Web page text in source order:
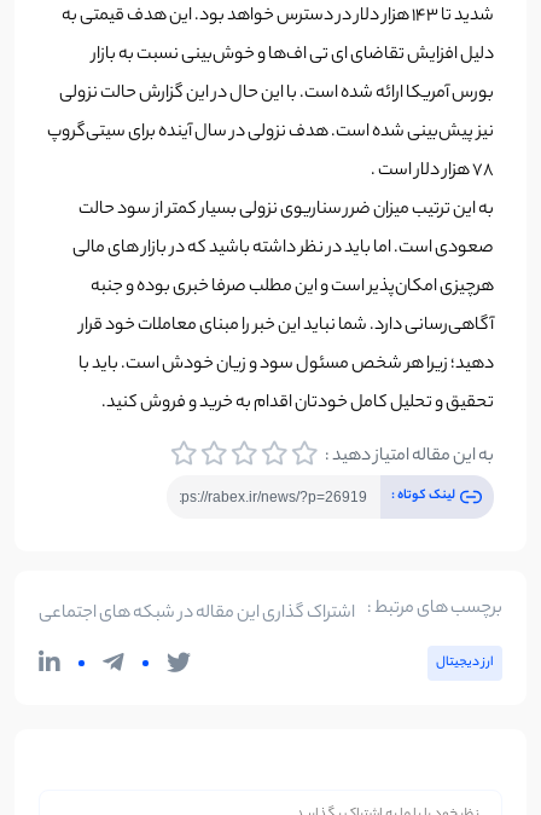
شدید تا 143 هزار دلار در دسترس خواهد بود. این هدف قیمتی به
دلیل افزایش تقاضای ای تی اف‌ها و خوش‌بینی نسبت به بازار
بورس آمریکا ارائه شده است. با این حال در این گزارش حالت نزولی
نیز پیش‌بینی شده است. هدف نزولی در سال آینده برای سیتی‌گروپ
78 هزار دلار است .
به این ترتیب میزان ضرر سناریوی نزولی بسیار کمتر از سود حالت
صعودی است. اما باید در نظر داشته باشید که در بازار های مالی
هرچیزی امکان‌پذیر است و این مطلب صرفا خبری بوده و جنبه
آگاهی‌رسانی دارد. شما نباید این خبر را مبنای معاملات خود قرار
دهید؛ زیرا هر شخص مسئول سود و زیان خودش است. باید با
تحقیق و تحلیل کامل خودتان اقدام به خرید و فروش کنید.
به این مقاله امتیاز دهید :
لینک کوتاه :
برچسب های مرتبط :
ارز دیجیتال
اشتراک گذاری این مقاله در شبکه های اجتماعی